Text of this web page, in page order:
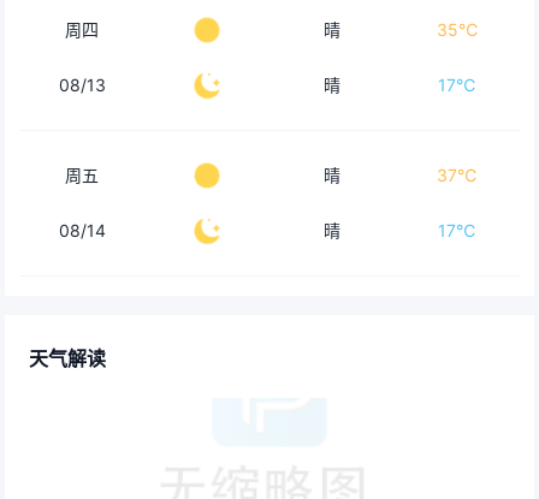
周四 晴 35℃
08/13 晴 17℃
周五 晴 37℃
08/14 晴 17℃
天气解读